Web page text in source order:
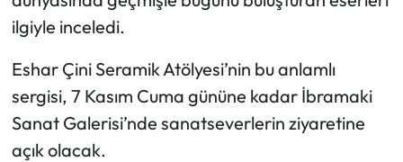
ilgiyle inceledi.
Eshar Çini Seramik Atölyesi’nin bu anlamlı
sergisi, 7 Kasım Cuma gününe kadar İbramaki
Sanat Galerisi’nde sanatseverlerin ziyaretine
açık olacak.